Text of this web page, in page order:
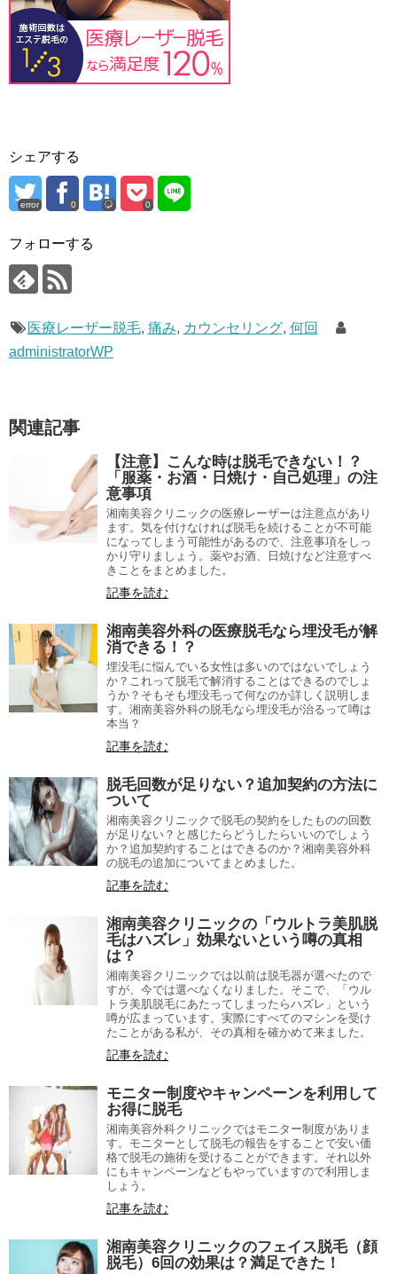
シェアする
error 0 0
フォローする
医療レーザー脱毛, 痛み, カウンセリング, 何回
administratorWP
関連記事
【注意】こんな時は脱毛できない！？
「服薬・お酒・日焼け・自己処理」の注
意事項
湘南美容クリニックの医療レーザーは注意点があり
ます。気を付けなければ脱毛を続けることが不可能
になってしまう可能性があるので、注意事項をしっ
かり守りましょう。薬やお酒、日焼けなど注意すべ
きことをまとめました。
記事を読む
湘南美容外科の医療脱毛なら埋没毛が解
消できる！？
埋没毛に悩んでいる女性は多いのではないでしょう
か？これって脱毛で解消することはできるのでしょ
うか？そもそも埋没毛って何なのか詳しく説明しま
す。湘南美容外科の脱毛なら埋没毛が治るって噂は
本当？
記事を読む
脱毛回数が足りない？追加契約の方法に
ついて
湘南美容クリニックで脱毛の契約をしたものの回数
が足りない？と感じたらどうしたらいいのでしょう
か？追加契約することはできるのか？湘南美容外科
の脱毛の追加についてまとめました。
記事を読む
湘南美容クリニックの「ウルトラ美肌脱
毛はハズレ」効果ないという噂の真相
は？
湘南美容クリニックでは以前は脱毛器が選べたので
すが、今では選べなくなりました。そこで、「ウル
トラ美肌脱毛にあたってしまったらハズレ」という
噂が広まっています。実際にすべてのマシンを受け
たことがある私が、その真相を確かめて来ました。
記事を読む
モニター制度やキャンペーンを利用して
お得に脱毛
湘南美容外科クリニックではモニター制度がありま
す。モニターとして脱毛の報告をすることで安い価
格で脱毛の施術を受けることができます。それ以外
にもキャンペーンなどもやっていますので利用しま
しょう。
記事を読む
湘南美容クリニックのフェイス脱毛（顔
脱毛）6回の効果は？満足できた！